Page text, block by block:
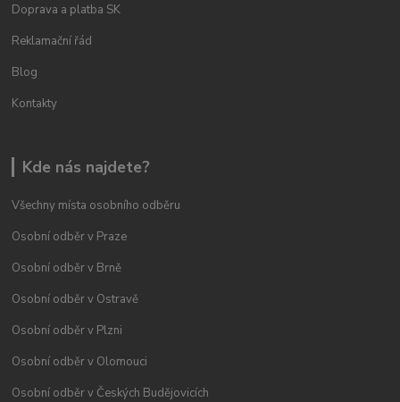
Doprava a platba SK
Reklamační řád
Blog
Kontakty
Kde nás najdete?
Všechny místa osobního odběru
Osobní odběr v Praze
Osobní odběr v Brně
Osobní odběr v Ostravě
Osobní odběr v Plzni
Osobní odběr v Olomouci
Osobní odběr v Českých Budějovicích